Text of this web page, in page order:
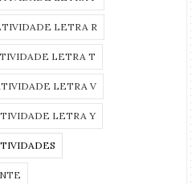
LETRA R
LETRA T
LETRA V
LETRA Y